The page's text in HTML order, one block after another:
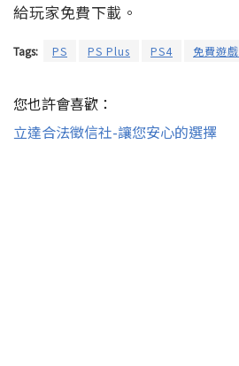
給玩家免費下載。
Tags: PS PS Plus PS4 免費遊戲
您也許會喜歡：
立達合法徵信社-讓您安心的選擇